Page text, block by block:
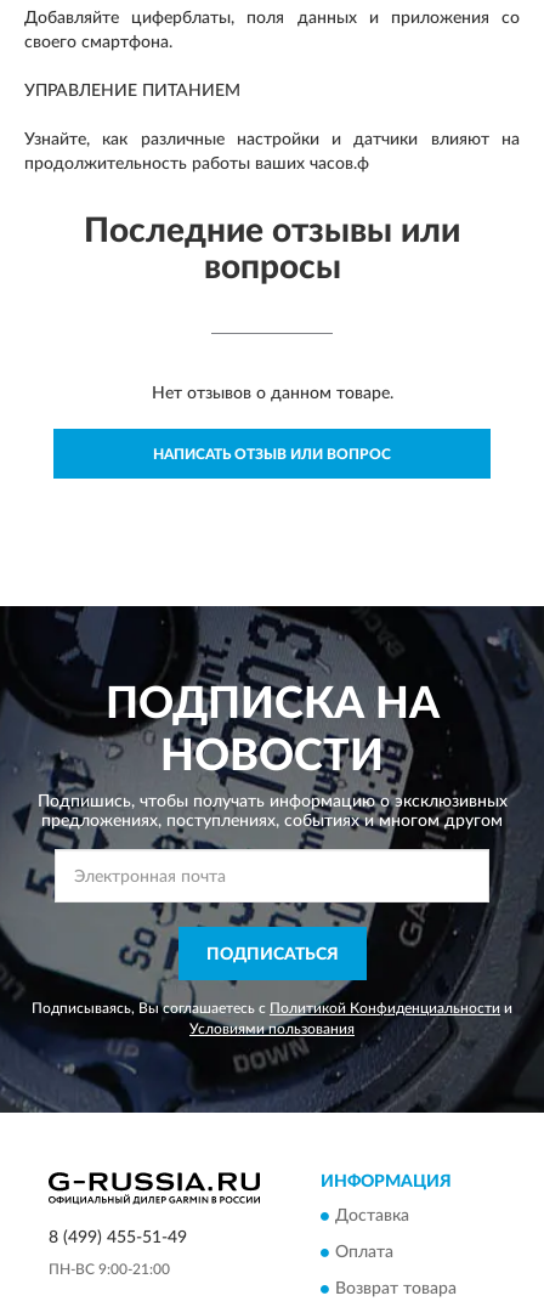
Добавляйте циферблаты, поля данных и приложения со
своего смартфона.
УПРАВЛЕНИЕ ПИТАНИЕМ
Узнайте, как различные настройки и датчики влияют на
продолжительность работы ваших часов.ф
Последние отзывы или
вопросы
Нет отзывов о данном товаре.
НАПИСАТЬ ОТЗЫВ ИЛИ ВОПРОС
ПОДПИСКА НА
НОВОСТИ
Подпишись, чтобы получать информацию о эксклюзивных
предложениях, поступлениях, событиях и многом другом
ПОДПИСАТЬСЯ
Подписываясь, Вы соглашаетесь с Политикой Конфиденциальности и
Условиями пользования
8 (499) 455-51-49
ПН-ВС 9:00-21:00
ИНФОРМАЦИЯ
Доставка
Оплата
Возврат товара